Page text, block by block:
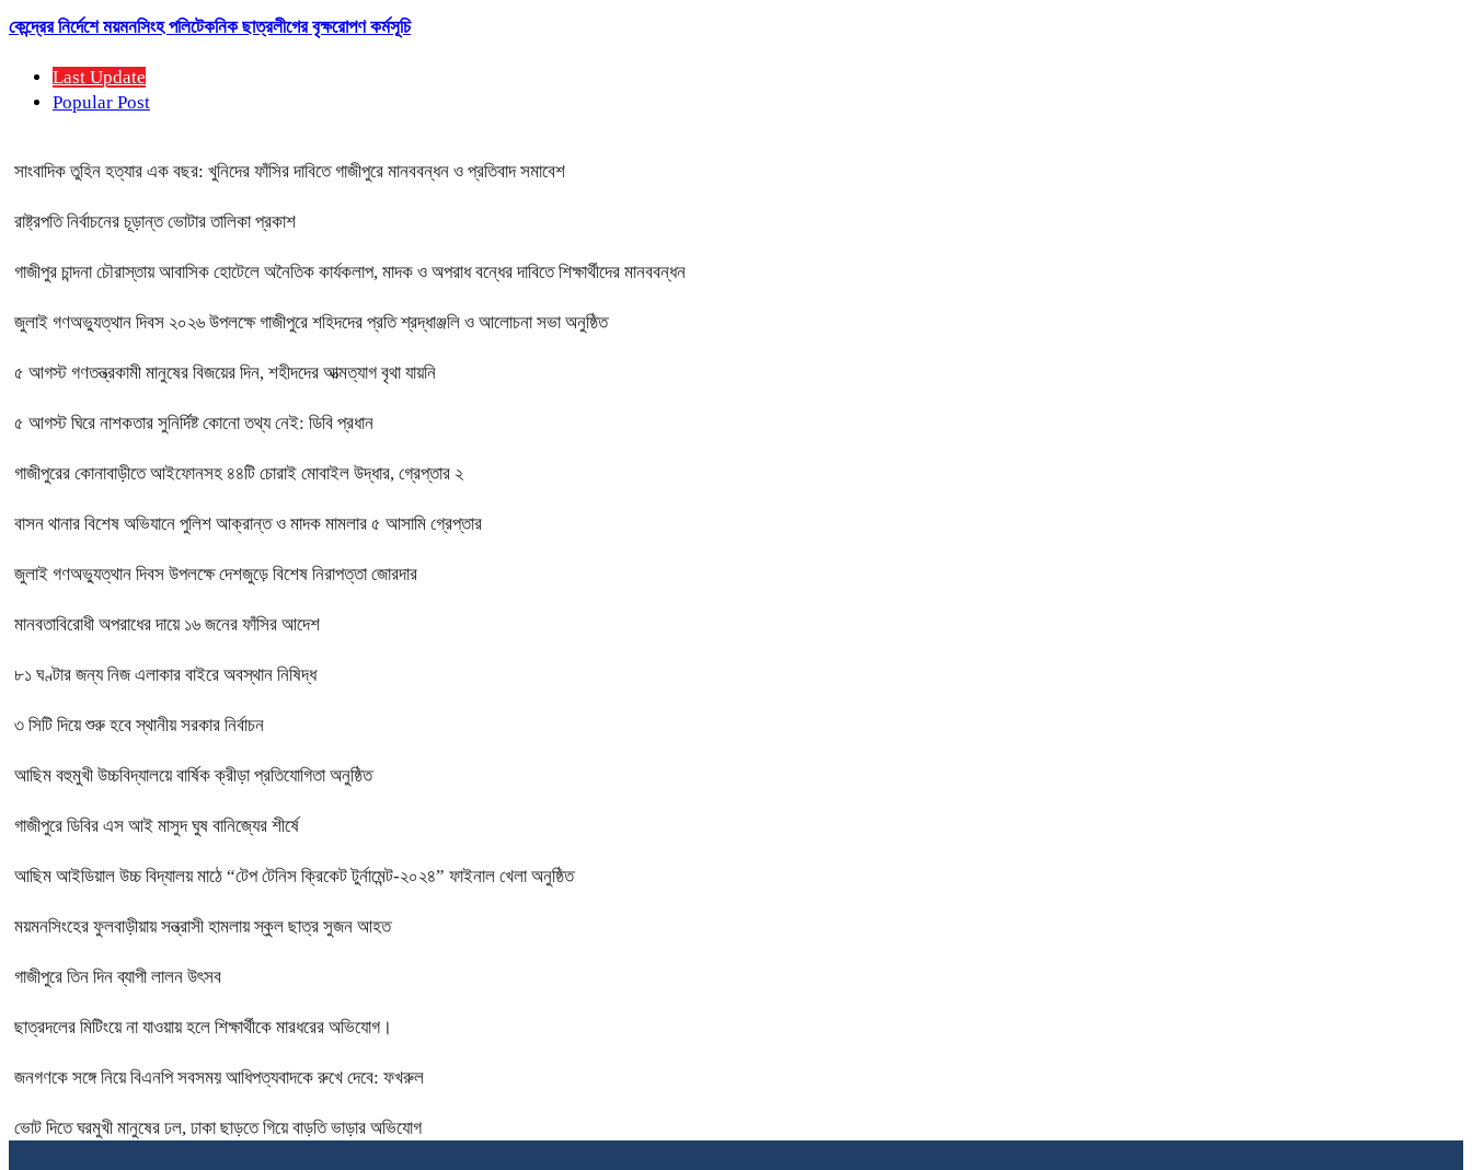
কেন্দ্রের নির্দেশে ময়মনসিংহ পলিটেকনিক ছাত্রলীগের বৃক্ষরোপণ কর্মসূচি
Last Update
Popular Post
সাংবাদিক তুহিন হত্যার এক বছর: খুনিদের ফাঁসির দাবিতে গাজীপুরে মানববন্ধন ও প্রতিবাদ সমাবেশ
রাষ্ট্রপতি নির্বাচনের চূড়ান্ত ভোটার তালিকা প্রকাশ
গাজীপুর চান্দনা চৌরাস্তায় আবাসিক হোটেলে অনৈতিক কার্যকলাপ, মাদক ও অপরাধ বন্ধের দাবিতে শিক্ষার্থীদের মানববন্ধন
জুলাই গণঅভ্যুত্থান দিবস ২০২৬ উপলক্ষে গাজীপুরে শহিদদের প্রতি শ্রদ্ধাঞ্জলি ও আলোচনা সভা অনুষ্ঠিত
৫ আগস্ট গণতন্ত্রকামী মানুষের বিজয়ের দিন, শহীদদের আত্মত্যাগ বৃথা যায়নি
৫ আগস্ট ঘিরে নাশকতার সুনির্দিষ্ট কোনো তথ্য নেই: ডিবি প্রধান
গাজীপুরের কোনাবাড়ীতে আইফোনসহ ৪৪টি চোরাই মোবাইল উদ্ধার, গ্রেপ্তার ২
বাসন থানার বিশেষ অভিযানে পুলিশ আক্রান্ত ও মাদক মামলার ৫ আসামি গ্রেপ্তার
জুলাই গণঅভ্যুত্থান দিবস উপলক্ষে দেশজুড়ে বিশেষ নিরাপত্তা জোরদার
মানবতাবিরোধী অপরাধের দায়ে ১৬ জনের ফাঁসির আদেশ
৮১ ঘণ্টার জন্য নিজ এলাকার বাইরে অবস্থান নিষিদ্ধ
৩ সিটি দিয়ে শুরু হবে স্থানীয় সরকার নির্বাচন
আছিম বহুমুখী উচ্চবিদ্যালয়ে বার্ষিক ক্রীড়া প্রতিযোগিতা অনুষ্ঠিত
গাজীপুরে ডিবির এস আই মাসুদ ঘুষ বানিজ্যের শীর্ষে
আছিম আইডিয়াল উচ্চ বিদ্যালয় মাঠে “টেপ টেনিস ক্রিকেট টুর্নামেন্ট-২০২৪” ফাইনাল খেলা অনুষ্ঠিত
ময়মনসিংহের ফুলবাড়ীয়ায় সন্ত্রাসী হামলায় স্কুল ছাত্র সুজন আহত
গাজীপুরে তিন দিন ব্যাপী লালন উৎসব
ছাত্রদলের মিটিংয়ে না যাওয়ায় হলে শিক্ষার্থীকে মারধরের অভিযোগ।
জনগণকে সঙ্গে নিয়ে বিএনপি সবসময় আধিপত্যবাদকে রুখে দেবে: ফখরুল
ভোট দিতে ঘরমুখী মানুষের ঢল, ঢাকা ছাড়তে গিয়ে বাড়তি ভাড়ার অভিযোগ